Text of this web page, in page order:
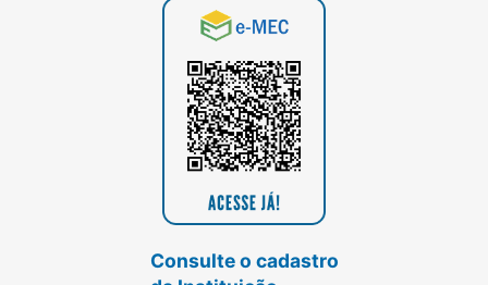
Consulte o cadastro